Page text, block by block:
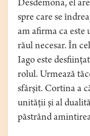
Desdemona, el
spre care se
am afirma ca este
răul necesar. În
Iago este
rolul. Urmează
sfârşit. Cortina a
unităţii şi al
păstrând